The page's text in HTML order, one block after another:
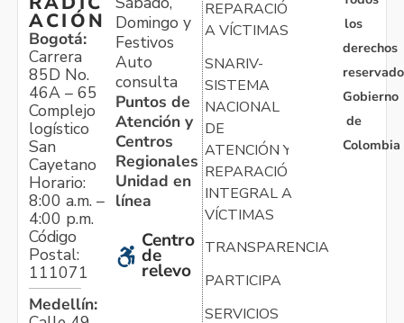
ACIÓN
Bogotá:
Carrera
85D No.
46A – 65
Complejo
logístico
San
Cayetano
Horario:
8:00 a.m. –
4:00 p.m.
Código
Postal:
111071
Medellín:
Domingo y
Festivos
Auto
consulta
Puntos de
Atención y
Centros
Regionales
Unidad en
línea
Centro
de
relevo
REPARACIÓN
A VÍCTIMAS
SNARIV-
SISTEMA
NACIONAL
DE
ATENCIÓN Y
REPARACIÓN
INTEGRAL A
VÍCTIMAS
TRANSPARENCIA
PARTICIPA
SERVICIOS
los
derechos
Gobierno
de
Colombia